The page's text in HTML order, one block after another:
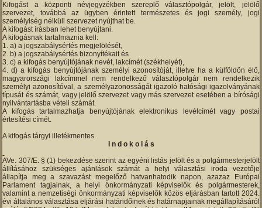
Kifogást a központi névjegyzékben szereplő választópolgár, jelölt, jelölő
szervezet, továbbá az ügyben érintett természetes és jogi személy, jogi
személyiség nélküli szervezet nyújthat be.
A kifogást írásban lehet benyújtani.
A kifogásnak tartalmaznia kell:
a) a jogszabálysértés megjelölését,
b) a jogszabálysértés bizonyítékait és
c) a kifogás benyújtójának nevét, lakcímét (székhelyét),
d) a kifogás benyújtójának személyi azonosítóját, illetve ha a külföldön élő,
magyarországi lakcímmel nem rendelkező választópolgár nem rendelkezik
személyi azonosítóval, a személyazonosságát igazoló hatósági igazolványának
típusát és számát, vagy jelölő szervezet vagy más szervezet esetében a bírósági
nyilvántartásba vételi számát.
A kifogás tartalmazhatja benyújtójának elektronikus levélcímét vagy postai
értesítési címét.
A kifogás tárgyi illetékmentes.
I n d o k o l á s
AVe. 307/E. § (1) bekezdése szerint az egyéni listás jelölt és a polgármesterjelölt
állításához szükséges ajánlások számát a helyi választási iroda vezetője
állapítja meg a szavazást megelőző hatvanhatodik napon, azazaz Európai
Parlament tagjainak, a helyi önkormányzati képviselők és polgármesterek,
valamint a nemzetiségi önkormányzati képviselők közös eljárásban tartott 2024.
évi általános választása eljárási határidőinek és határnapjainak megállapításáról